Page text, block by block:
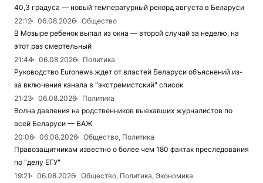
40,3 градуса — новый температурный рекорд августа в Беларуси
22:12
06.08.2026
Общество
В Мозыре ребенок выпал из окна — второй случай за неделю, на
этот раз смертельный
21:44
06.08.2026
Политика
Руководство Euronews ждет от властей Беларуси объяснений из-
за включения канала в "экстремистский" список
21:23
06.08.2026
Политика
Волна давления на родственников выехавших журналистов по
всей Беларуси — БАЖ
20:06
06.08.2026
Общество, Политика
Правозащитникам известно о более чем 180 фактах преследования
по "делу ЕГУ"
19:21
06.08.2026
Общество, Политика, Экономика